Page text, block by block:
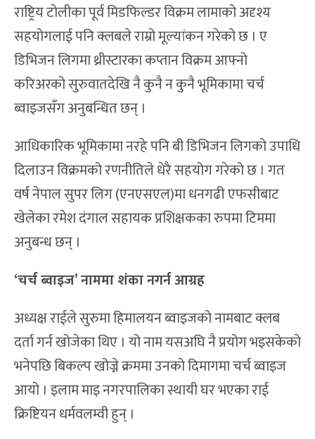
राष्ट्रिय टोलीका पूर्व मिडफिल्डर विक्रम लामाको अदृश्य
सहयोगलाई पनि क्लबले राम्रो मूल्यांकन गरेको छ । ए
डिभिजन लिगमा थ्रीस्टारका कप्तान विक्रम आफ्नो
करिअरको सुरुवातदेखि नै कुनै न कुनै भूमिकामा चर्च
ब्वाइजसँग अनुबन्धित छन् ।
आधिकारिक भूमिकामा नरहे पनि बी डिभिजन लिगको उपाधि
दिलाउन विक्रमको रणनीतिले धेरै सहयोग गरेको छ । गत
वर्ष नेपाल सुपर लिग (एनएसएल)मा धनगढी एफसीबाट
खेलेका रमेश दंगाल सहायक प्रशिक्षकका रुपमा टिममा
अनुबन्ध छन् ।
‘चर्च ब्वाइज’ नाममा शंका नगर्न आग्रह
अध्यक्ष राईले सुरुमा हिमालयन ब्वाइजको नामबाट क्लब
दर्ता गर्न खोजेका थिए । यो नाम यसअघि नै प्रयोग भइसकेको
भनेपछि बिकल्प खोज्ने क्रममा उनको दिमागमा चर्च ब्वाइज
आयो । इलाम माइ नगरपालिका स्थायी घर भएका राई
क्रिष्टियन धर्मवलम्वी हुन् ।